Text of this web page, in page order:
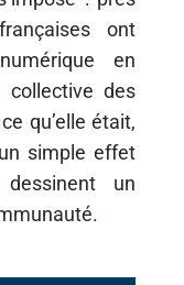
ont
en
des
qu’elle était,
simple effet
un